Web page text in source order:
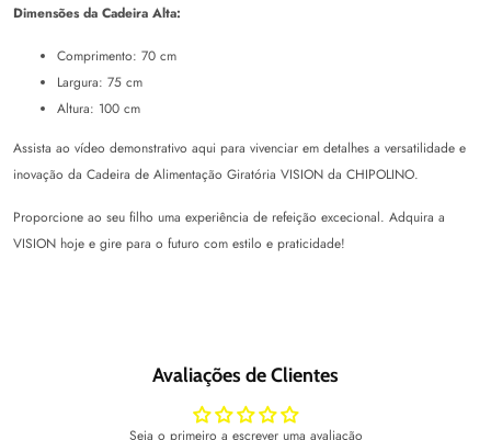
Dimensões da Cadeira Alta:
Comprimento: 70 cm
Largura: 75 cm
Altura: 100 cm
Assista ao vídeo demonstrativo aqui para vivenciar em detalhes a versatilidade e
inovação da Cadeira de Alimentação Giratória VISION da CHIPOLINO.
Proporcione ao seu filho uma experiência de refeição excecional. Adquira a
VISION hoje e gire para o futuro com estilo e praticidade!
Avaliações de Clientes
Seja o primeiro a escrever uma avaliação